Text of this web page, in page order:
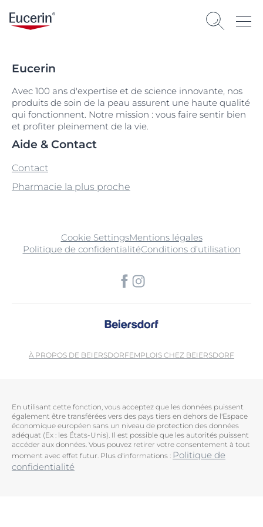
Eucerin
Avec 100 ans d'expertise et de science innovante, nos
produits de soin de la peau assurent une haute qualité
qui fonctionnent. Notre mission : vous faire sentir bien
et profiter pleinement de la vie.
Aide & Contact
Contact
Pharmacie la plus proche
Cookie SettingsMentions légales
Politique de confidentialitéConditions d’utilisation
À PROPOS DE BEIERSDORFEMPLOIS CHEZ BEIERSDORF
En utilisant cette fonction, vous acceptez que les données puissent
également être transférées vers des pays tiers en dehors de l'Espace
économique européen sans un niveau de protection des données
adéquat (Ex : les États-Unis). Il est possible que les autorités puissent
accéder aux données. Vous pouvez retirer votre consentement à tout
moment avec effet futur. Plus d'informations : Politique de
confidentialité